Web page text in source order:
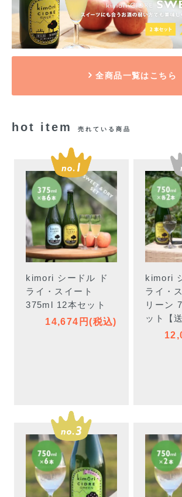
全商品一覧はこちら
hot item 売れている商品
kimori シードル ド
ライ・スイート
375ml 12本セット
14,674円(税込)
kimori
ライ・
リーン
ット【